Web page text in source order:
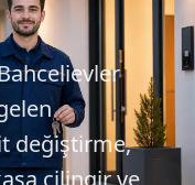
değiştirme,
çilingir ve